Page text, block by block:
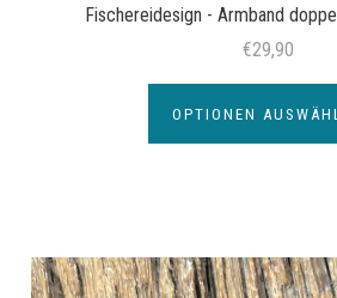
Fischereidesign - Armband
€29,90
OPTIONEN